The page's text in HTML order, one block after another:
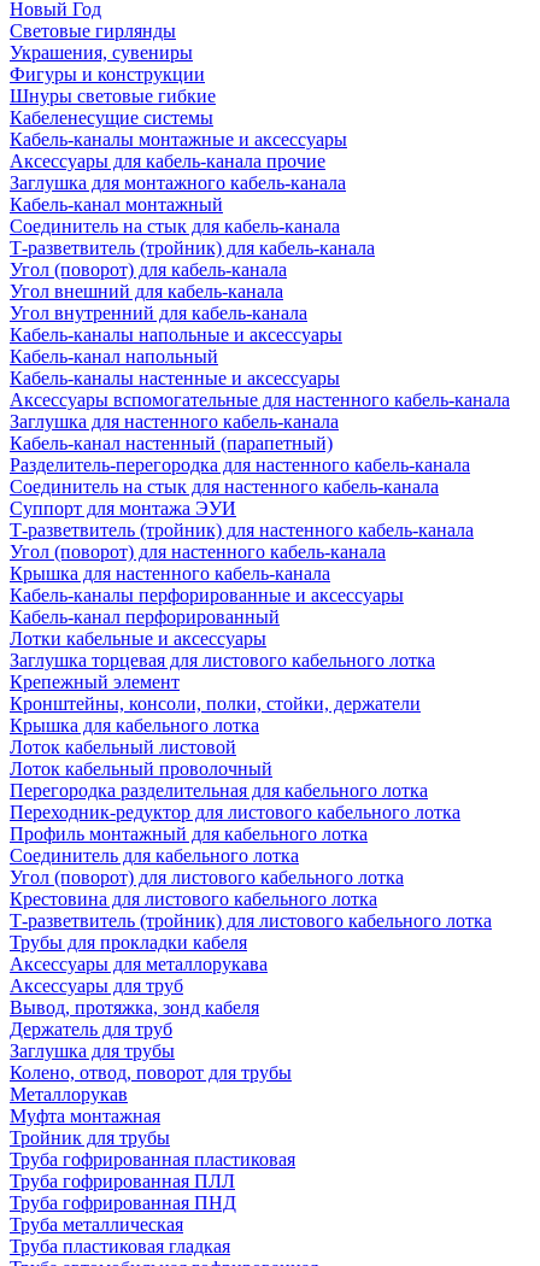
Новый Год
Световые гирлянды
Украшения, сувениры
Фигуры и конструкции
Шнуры световые гибкие
Кабеленесущие системы
Кабель-каналы монтажные и аксессуары
Аксессуары для кабель-канала прочие
Заглушка для монтажного кабель-канала
Кабель-канал монтажный
Соединитель на стык для кабель-канала
Т-разветвитель (тройник) для кабель-канала
Угол (поворот) для кабель-канала
Угол внешний для кабель-канала
Угол внутренний для кабель-канала
Кабель-каналы напольные и аксессуары
Кабель-канал напольный
Кабель-каналы настенные и аксессуары
Аксессуары вспомогательные для настенного кабель-канала
Заглушка для настенного кабель-канала
Кабель-канал настенный (парапетный)
Разделитель-перегородка для настенного кабель-канала
Соединитель на стык для настенного кабель-канала
Суппорт для монтажа ЭУИ
Т-разветвитель (тройник) для настенного кабель-канала
Угол (поворот) для настенного кабель-канала
Крышка для настенного кабель-канала
Кабель-каналы перфорированные и аксессуары
Кабель-канал перфорированный
Лотки кабельные и аксессуары
Заглушка торцевая для листового кабельного лотка
Крепежный элемент
Кронштейны, консоли, полки, стойки, держатели
Крышка для кабельного лотка
Лоток кабельный листовой
Лоток кабельный проволочный
Перегородка разделительная для кабельного лотка
Переходник-редуктор для листового кабельного лотка
Профиль монтажный для кабельного лотка
Соединитель для кабельного лотка
Угол (поворот) для листового кабельного лотка
Крестовина для листового кабельного лотка
Т-разветвитель (тройник) для листового кабельного лотка
Трубы для прокладки кабеля
Аксессуары для металлорукава
Аксессуары для труб
Вывод, протяжка, зонд кабеля
Держатель для труб
Заглушка для трубы
Колено, отвод, поворот для трубы
Металлорукав
Муфта монтажная
Тройник для трубы
Труба гофрированная пластиковая
Труба гофрированная ПЛЛ
Труба гофрированная ПНД
Труба металлическая
Труба пластиковая гладкая